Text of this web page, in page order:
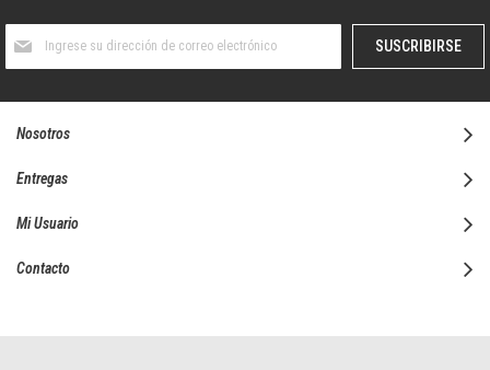
boletín
SUSCRIBIRSE
Nosotros
Entregas
Mi Usuario
Contacto